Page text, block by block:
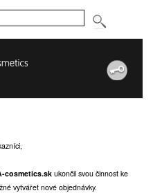
cosmetics.skukončil svou činnost ke
vytvářet nové objednávky.